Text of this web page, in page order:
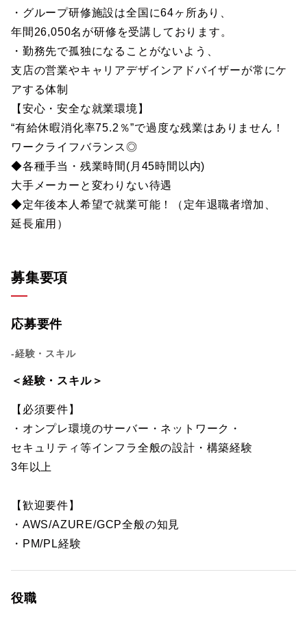
・グループ研修施設は全国に64ヶ所あり、
年間26,050名が研修を受講しております。
・勤務先で孤独になることがないよう、
支店の営業やキャリアデザインアドバイザーが常にケ
アする体制
【安心・安全な就業環境】
“有給休暇消化率75.2％”で過度な残業はありません！
ワークライフバランス◎
◆各種手当・残業時間(月45時間以内)
大手メーカーと変わりない待遇
◆定年後本人希望で就業可能！（定年退職者増加、
延長雇用）
募集要項
応募要件
-経験・スキル
＜経験・スキル＞
【必須要件】
・オンプレ環境のサーバー・ネットワーク・
セキュリティ等インフラ全般の設計・構築経験
3年以上
【歓迎要件】
・AWS/AZURE/GCP全般の知見
・PM/PL経験
役職